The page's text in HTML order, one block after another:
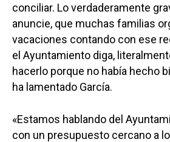
conciliar. Lo verdaderamente
anuncie, que muchas familias
vacaciones contando con ese
el Ayuntamiento diga,
hacerlo porque no había hecho
ha lamentado García.
«Estamos hablando del
con un presupuesto cercano a